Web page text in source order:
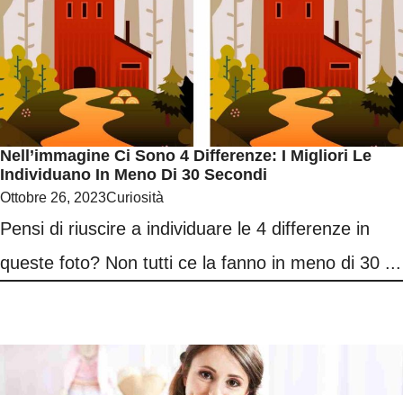
Nell’immagine Ci Sono 4 Differenze: I Migliori Le
Individuano In Meno Di 30 Secondi
Ottobre 26, 2023Curiosità
Pensi di riuscire a individuare le 4 differenze in
queste foto? Non tutti ce la fanno in meno di 30 ...